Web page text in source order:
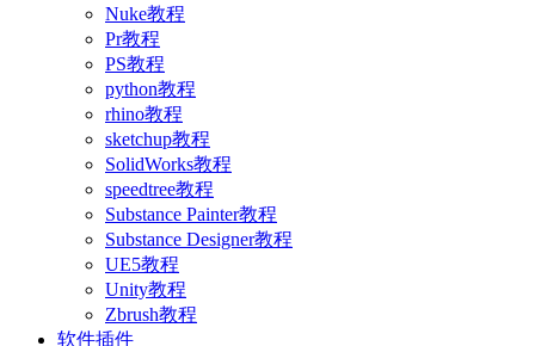
Nuke教程
Pr教程
PS教程
python教程
rhino教程
sketchup教程
SolidWorks教程
speedtree教程
Substance Painter教程
Substance Designer教程
UE5教程
Unity教程
Zbrush教程
软件插件